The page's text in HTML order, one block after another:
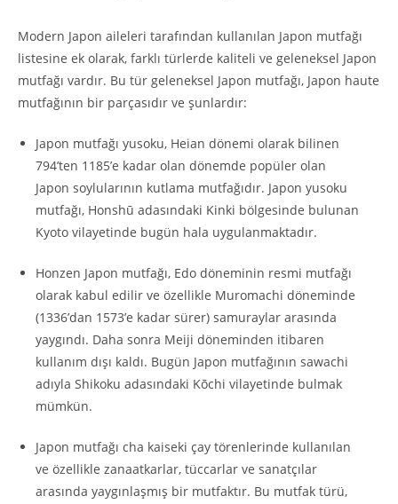
Modern Japon aileleri tarafından kullanılan Japon mutfağı
listesine ek olarak, farklı türlerde kaliteli ve geleneksel Japon
mutfağı vardır. Bu tür geleneksel Japon mutfağı, Japon haute
mutfağının bir parçasıdır ve şunlardır:
Japon mutfağı yusoku, Heian dönemi olarak bilinen
794’ten 1185’e kadar olan dönemde popüler olan
Japon soylularının kutlama mutfağıdır. Japon yusoku
mutfağı, Honshū adasındaki Kinki bölgesinde bulunan
Kyoto vilayetinde bugün hala uygulanmaktadır.
Honzen Japon mutfağı, Edo döneminin resmi mutfağı
olarak kabul edilir ve özellikle Muromachi döneminde
(1336’dan 1573’e kadar sürer) samuraylar arasında
yaygındı. Daha sonra Meiji döneminden itibaren
kullanım dışı kaldı. Bugün Japon mutfağının sawachi
adıyla Shikoku adasındaki Kōchi vilayetinde bulmak
mümkün.
Japon mutfağı cha kaiseki çay törenlerinde kullanılan
ve özellikle zanaatkarlar, tüccarlar ve sanatçılar
arasında yaygınlaşmış bir mutfaktır. Bu mutfak türü,